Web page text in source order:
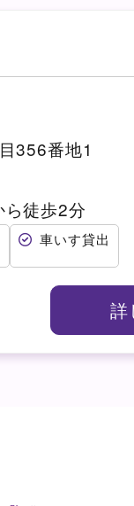
356番地1
徒歩2分
車いす貸出
詳